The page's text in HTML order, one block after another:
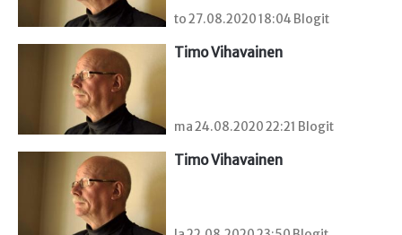
to 27.08.2020 18:04 Blogit
Timo Vihavainen
ma 24.08.2020 22:21 Blogit
Timo Vihavainen